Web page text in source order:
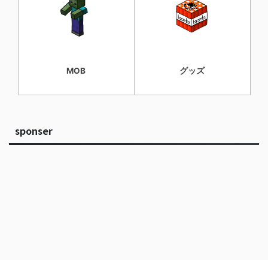
MOB グッズ
sponser